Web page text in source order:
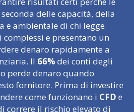
delle capacità, della
e ambientale di chi legge.
e presentano un
denaro rapidamente a
Il 66%dei conti degli
perde denaro quando
fornitore. Prima di investire
come funzionano i CFD e
correre il rischio elevato di